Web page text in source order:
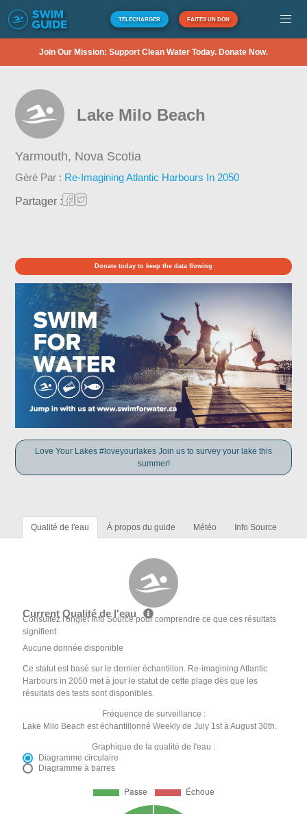
TÉLÉCHARGER FAITES UN DON
Join Our Mission: Support Clean Water Today. Donate Now.
Lake Milo Beach
Yarmouth, Nova Scotia
Géré Par : Re-Imagining Atlantic Harbours In 2050
Partager :
Donate today to keep the data flowing
Love Your Lakes #loveyourlakes Join us to survey your lake this
summer!
Qualité de l'eau À propos du guide Météo Info Source
Current Qualité de l'eau
Consultez l'onglet Info Source pour comprendre ce que ces résultats
signifient
Aucune donnée disponible
Ce statut est basé sur le dernier échantillon. Re-imagining Atlantic
Harbours in 2050 met à jour le statut de cette plage dès que les
résultats des tests sont disponibles.
Fréquence de surveillance :
Lake Milo Beach est échantillonné Weekly de July 1st à August 30th.
Graphique de la qualité de l'eau :
Diagramme circulaire
Diagramme à barres